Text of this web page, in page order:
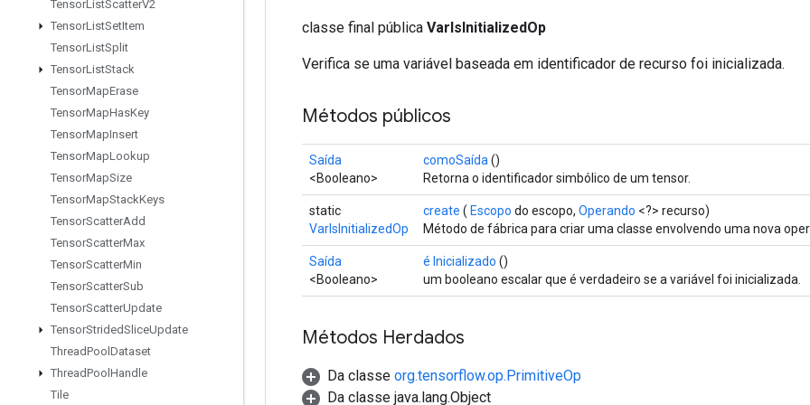
TensorListScatterV2
TensorListSetItem
TensorListSplit
TensorListStack
TensorMapErase
TensorMapHasKey
TensorMapInsert
TensorMapLookup
TensorMapSize
TensorMapStackKeys
TensorScatterAdd
TensorScatterMax
TensorScatterMin
TensorScatterSub
TensorScatterUpdate
TensorStridedSliceUpdate
ThreadPool Dataset
ThreadPool Handle
Tile
classe final pública VarIsInitializedOp
Verifica se uma variável baseada em identificador de recurso foi inicializada.
Métodos públicos
Saída
<Booleano>
comoSaída ()
Retorna o identificador simbólico de um tensor.
static
VarIsInitializedOp
create ( Escopo do escopo, Operando <?> recurso)
Método de fábrica para criar uma classe envolvendo uma nova
Saída
<Booleano>
é Inicializado ()
um booleano escalar que é verdadeiro se a variável foi inicializada.
Métodos Herdados
Da classe org.tensorflow.op.PrimitiveOp
Da classe java.lang.Object